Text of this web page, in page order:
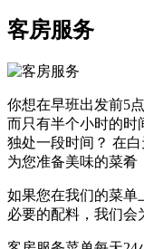
客房服务
你想在早班出发前5
而只有半个小时的时
独处一段时间？ 在
为您准备美味的菜肴
如果您在我们的菜单
必要的配料，我们会